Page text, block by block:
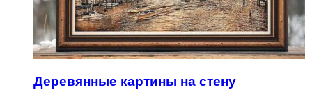
Деревянные картины на стену